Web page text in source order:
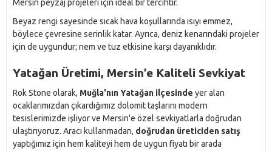
Mersin peyzaj projeleri için ideal bir tercihtir.
Beyaz rengi sayesinde sıcak hava koşullarında ısıyı emmez,
böylece çevresine serinlik katar. Ayrıca, deniz kenarındaki projeler
için de uygundur; nem ve tuz etkisine karşı dayanıklıdır.
Yatağan Üretimi, Mersin’e Kaliteli Sevkiyat
Rok Stone olarak, Muğla'nın Yatağan ilçesinde yer alan
ocaklarımızdan çıkardığımız dolomit taşlarını modern
tesislerimizde işliyor ve Mersin'e özel sevkiyatlarla doğrudan
ulaştırıyoruz. Aracı kullanmadan, doğrudan üreticiden satış
yaptığımız için hem kaliteyi hem de uygun fiyatı bir arada